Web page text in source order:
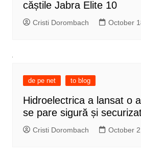
căștile Jabra Elite 10
Cristi Dorombach October
de pe net to blog
Hidroelectrica a lansat o
se pare sigură și
Cristi Dorombach October